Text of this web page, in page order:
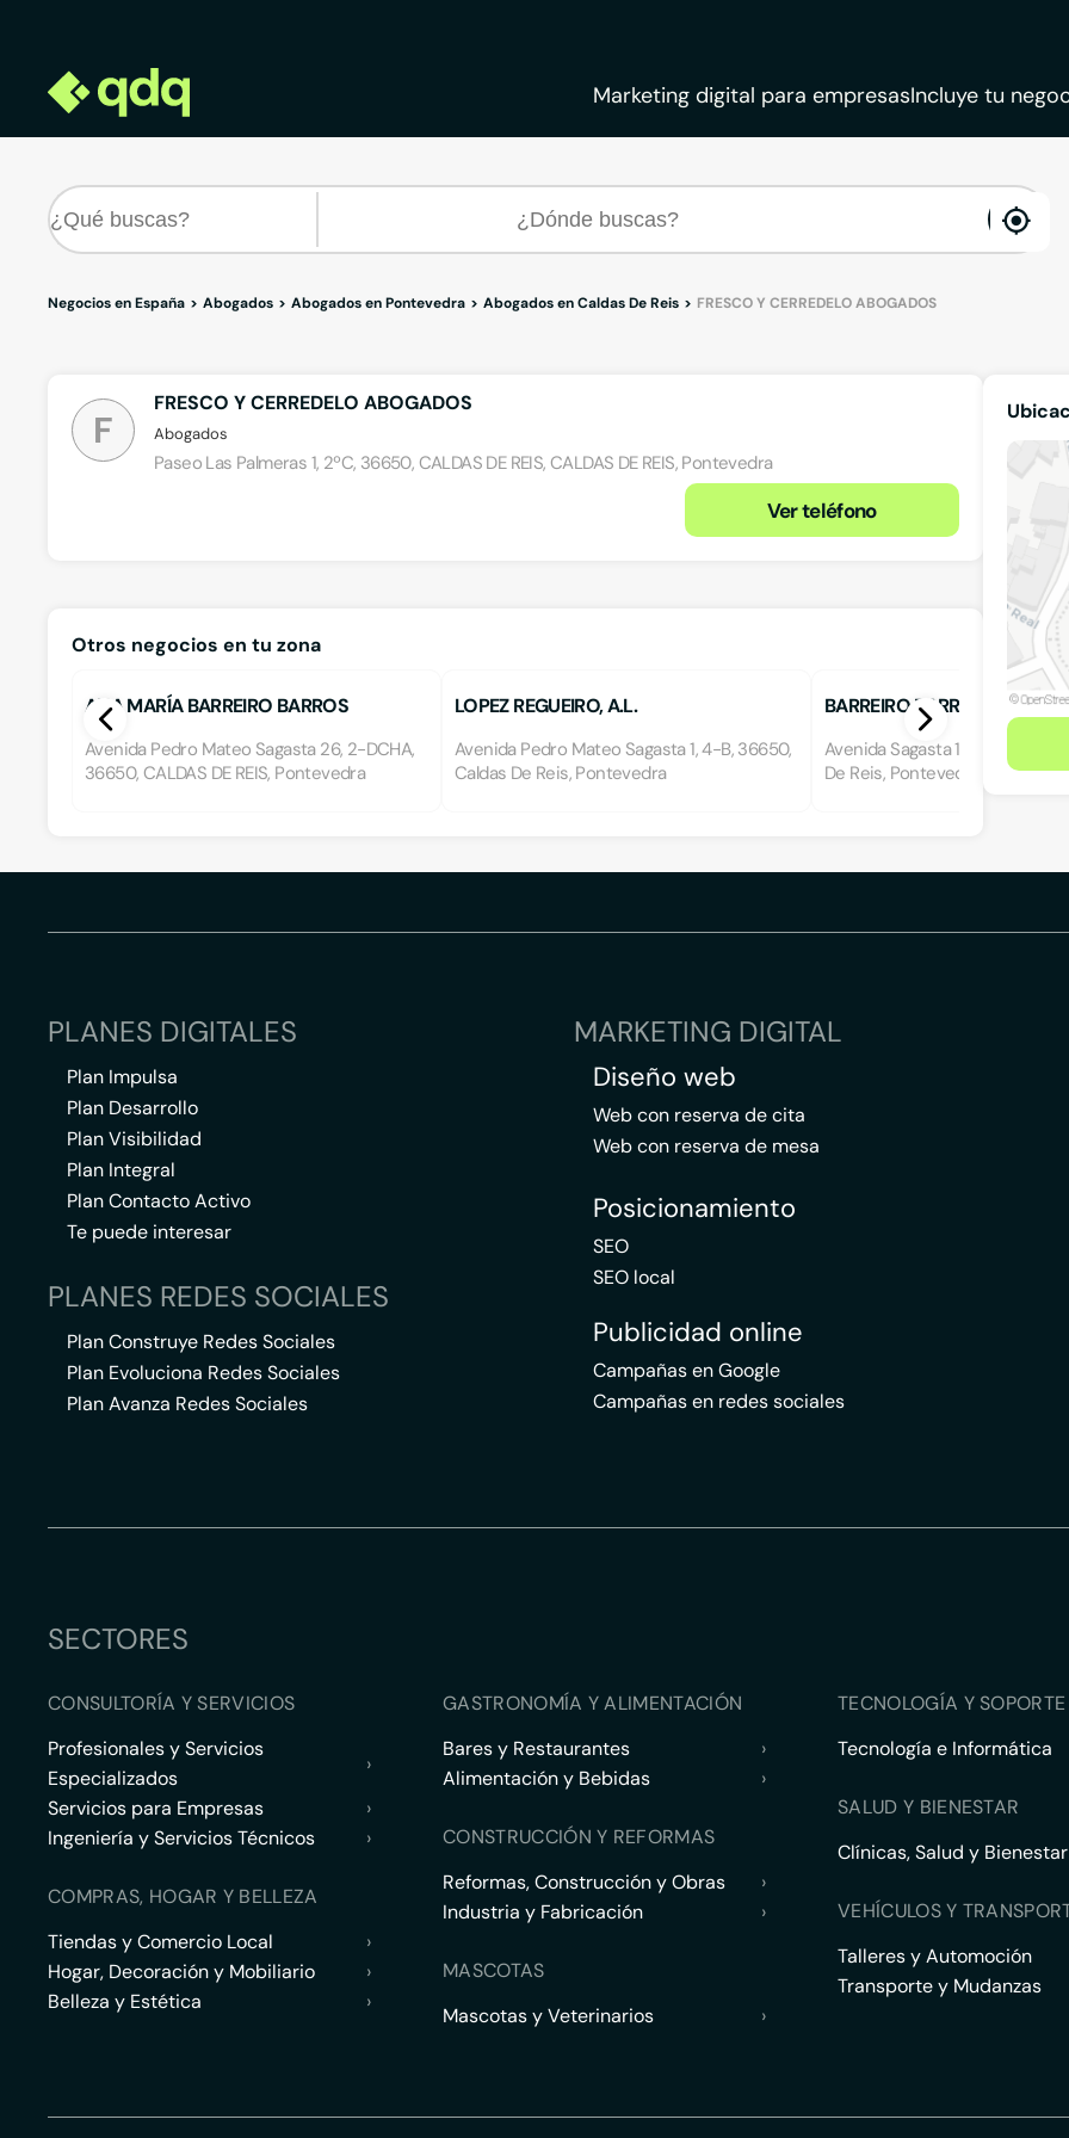
Marketing digital para empresasIncluye tu
Negocios en España Abogados Abogados en Pontevedra Abogados en Caldas De Reis FRESCO Y CERREDELO ABOGADOS
F
FRESCO Y CERREDELO ABOGADOS
Abogados
Paseo Las Palmeras 1, 2ºC, 36650, CALDAS DE REIS, CALDAS DE REIS, Pontevedra
Ver teléfono
Otros negocios en tu zona
ANA MARÍA BARREIRO BARROS
Avenida Pedro Mateo Sagasta 26, 2-DCHA,
36650, CALDAS DE REIS, Pontevedra
LOPEZ REGUEIRO, A.L.
Avenida Pedro Mateo Sagasta 1, 4-B, 36650,
Caldas De Reis, Pontevedra
BARREIRO BARROS, A. Mª
Avenida Sagasta 16, 2º Dcha.,
De Reis, Pontevedra
PLANES DIGITALES
Plan Impulsa
Plan Desarrollo
Plan Visibilidad
Plan Integral
Plan Contacto Activo
Te puede interesar
PLANES REDES SOCIALES
Plan Construye Redes Sociales
Plan Evoluciona Redes Sociales
Plan Avanza Redes Sociales
MARKETING DIGITAL
Diseño web
Web con reserva de cita
Web con reserva de mesa
Posicionamiento
SEO
SEO local
Publicidad online
Campañas en Google
Campañas en redes sociales
SECTORES
CONSULTORÍA Y SERVICIOS
Profesionales y Servicios
Especializados
›
Servicios para Empresas
›
Ingeniería y Servicios Técnicos
›
COMPRAS, HOGAR Y BELLEZA
Tiendas y Comercio Local
›
Hogar, Decoración y Mobiliario
›
Belleza y Estética
›
GASTRONOMÍA Y ALIMENTACIÓN
Bares y Restaurantes
›
Alimentación y Bebidas
›
CONSTRUCCIÓN Y REFORMAS
Reformas, Construcción y Obras
›
Industria y Fabricación
›
MASCOTAS
Mascotas y Veterinarios
›
TECNOLOGÍA Y
Tecnología e Informática
SALUD Y BIENESTAR
Clínicas, Salud y Bienestar
VEHÍCULOS Y
Talleres y Automoción
Transporte y Mudanzas